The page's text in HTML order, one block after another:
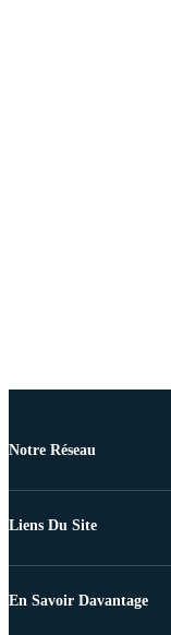
Notre Réseau
Liens Du Site
En Savoir Davantage